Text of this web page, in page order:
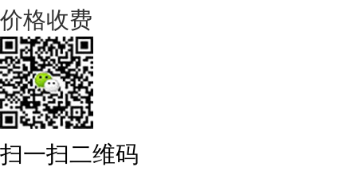
价格收费
扫一扫二维码